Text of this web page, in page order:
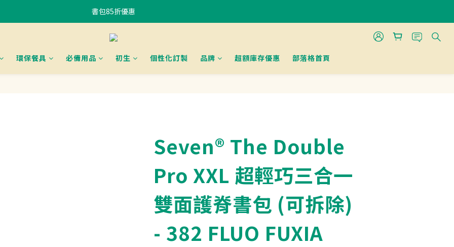
書包85折優惠
書包85折優惠
購物滿$400香港免運費 、滿$800澳門免運費
環保餐具 必備用品 初生 個性化訂製 品牌 超額庫存優惠 部落格首頁
Seven® The Double
Pro XXL 超輕巧三合一
雙面護脊書包 (可拆除)
- 382 FLUO FUXIA